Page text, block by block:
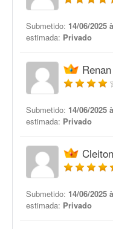
Submetido: 14/06/2025
estimada: Privado
Submetido: 14/06/2025
estimada: Privado
Submetido: 14/06/2025
estimada: Privado